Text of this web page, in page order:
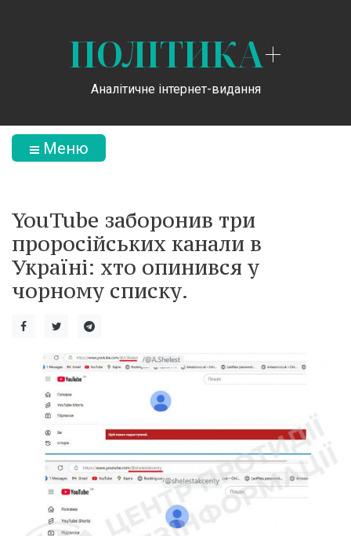
ПОЛІТИКА+
Аналітичне інтернет-видання
Меню
YouTube заборонив три
проросійських канали в
Україні: хто опинився у
чорному списку.